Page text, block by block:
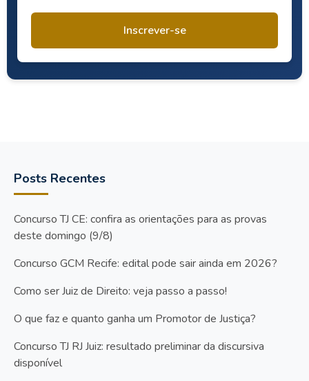
Inscrever-se
Posts Recentes
Concurso TJ CE: confira as orientações para as provas
deste domingo (9/8)
Concurso GCM Recife: edital pode sair ainda em 2026?
Como ser Juiz de Direito: veja passo a passo!
O que faz e quanto ganha um Promotor de Justiça?
Concurso TJ RJ Juiz: resultado preliminar da discursiva
disponível